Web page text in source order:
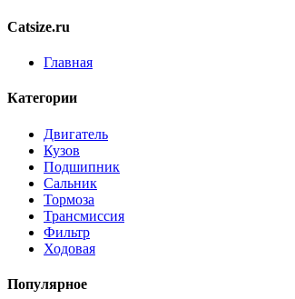
Catsize.ru
Главная
Категории
Двигатель
Кузов
Подшипник
Сальник
Тормоза
Трансмиссия
Фильтр
Ходовая
Популярное